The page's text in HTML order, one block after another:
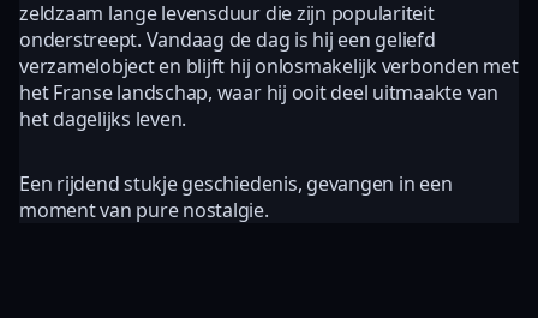
zeldzaam lange levensduur die zijn populariteit
onderstreept. Vandaag de dag is hij een geliefd
verzamelobject en blijft hij onlosmakelijk verbonden met
het Franse landschap, waar hij ooit deel uitmaakte van
het dagelijks leven.
Een rijdend stukje geschiedenis, gevangen in een
moment van pure nostalgie.